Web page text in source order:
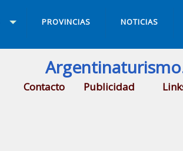
PROVINCIAS NOTICIAS
Contacto Publicidad